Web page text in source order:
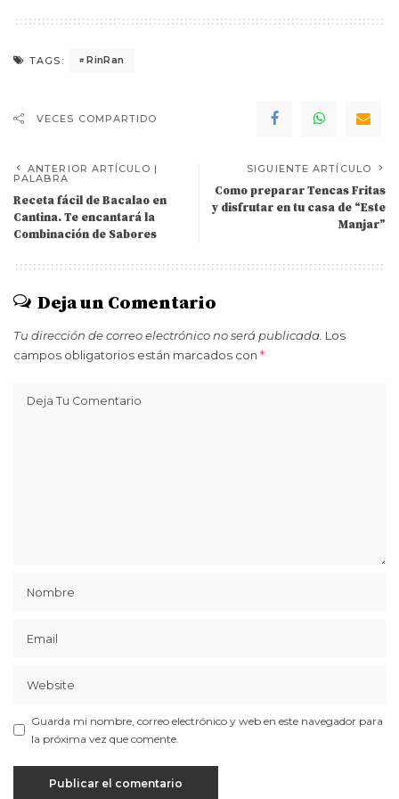
TAGS: RinRan
VECES COMPARTIDO
ANTERIOR ARTÍCULO |
PALABRA
Receta fácil de Bacalao en
Cantina. Te encantará la
Combinación de Sabores
SIGUIENTE ARTÍCULO
Como preparar Tencas Fritas
y disfrutar en tu casa de “Este
Manjar”
Deja un Comentario
Tu dirección de correo electrónico no será publicada. Los
campos obligatorios están marcados con *
Guarda mi nombre, correo electrónico y web en este navegador para
la próxima vez que comente.